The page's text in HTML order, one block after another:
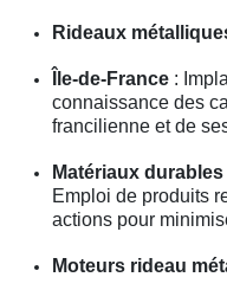
Rideaux
Île-de-France :
connaissance des
francilienne et de
Matériaux durables
Emploi de produits
actions pour
Moteurs rideau